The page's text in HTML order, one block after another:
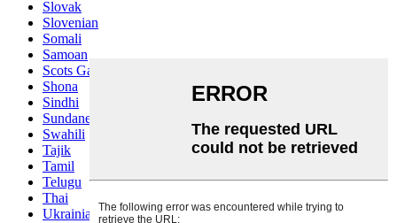
Slovak
Slovenian
Somali
Samoan
Scots Gaelic
Shona
Sindhi
Sundanese
Swahili
Tajik
Tamil
Telugu
Thai
Ukrainian